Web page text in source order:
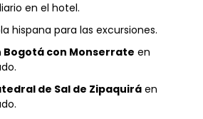
en el hotel.
hispana para las excursiones.
Bogotá con Monserrate en
de Sal de Zipaquiráen